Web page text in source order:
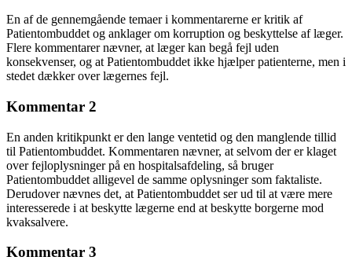
En af de gennemgående temaer i kommentarerne er kritik af
Patientombuddet og anklager om korruption og beskyttelse af læger.
Flere kommentarer nævner, at læger kan begå fejl uden
konsekvenser, og at Patientombuddet ikke hjælper patienterne, men i
stedet dækker over lægernes fejl.
Kommentar 2
En anden kritikpunkt er den lange ventetid og den manglende tillid
til Patientombuddet. Kommentaren nævner, at selvom der er klaget
over fejloplysninger på en hospitalsafdeling, så bruger
Patientombuddet alligevel de samme oplysninger som faktaliste.
Derudover nævnes det, at Patientombuddet ser ud til at være mere
interesserede i at beskytte lægerne end at beskytte borgerne mod
kvaksalvere.
Kommentar 3